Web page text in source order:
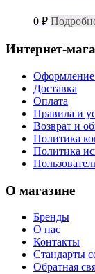
0 ₽
Интернет-
Оформление
Доставка
Оплата
Правила и
Возврат и
Политика
Политика
О магазине
Бренды
О нас
Контакты
Стандарты
Обратная